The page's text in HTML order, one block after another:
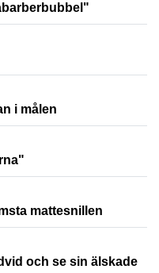
i målen
mattesnillen
och se sin älskade